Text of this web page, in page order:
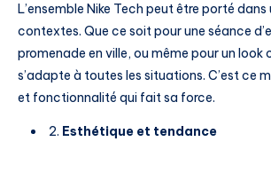
L’ensemble Nike Tech peut être porté
contextes. Que ce soit pour une séance
promenade en ville, ou même pour un
s’adapte à toutes les situations. C’est ce
et fonctionnalité qui fait sa force.
2. Esthétique et tendance